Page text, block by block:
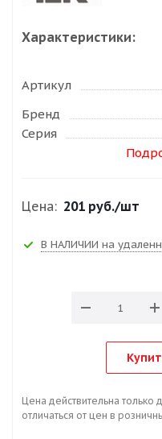
Характеристики:
Артикул
Бренд
Серия
Цена: 201 руб./шт
В НАЛИЧИИ на
Цена действительна только
отличаться от цен в